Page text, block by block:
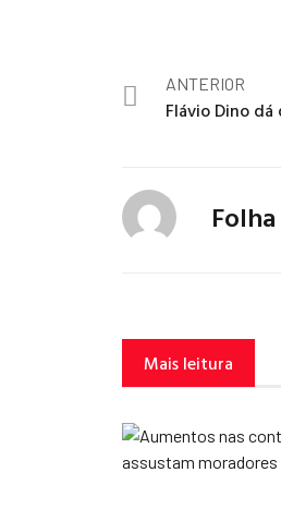
ANTERIOR
Folha
Mais leitura